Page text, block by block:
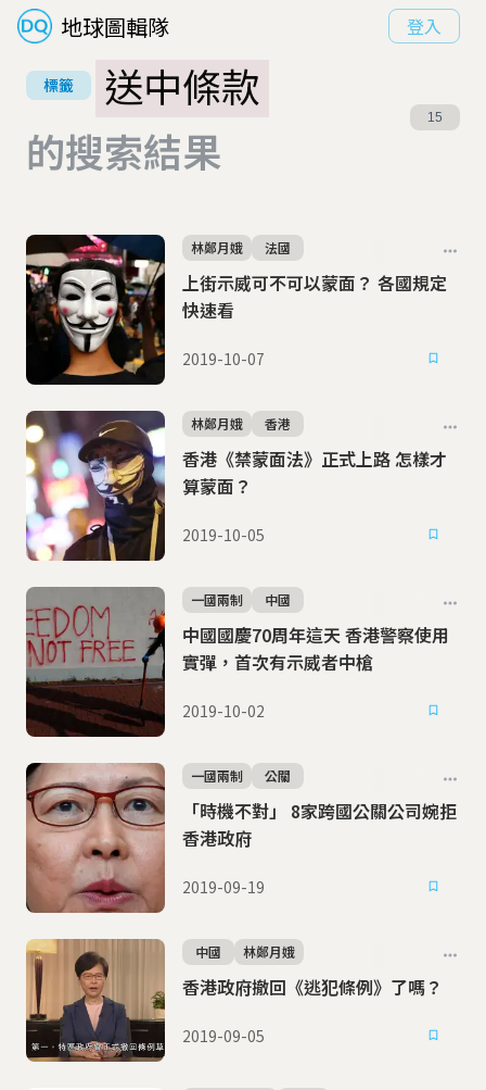
地球圖輯隊 登入
標籤
送中條款
的搜索結果
15
上街示威可不可以蒙面？ 各國規定
快速看
林鄭月娥 法國
2019-10-07
香港《禁蒙面法》正式上路 怎樣才
算蒙面？
林鄭月娥 香港
2019-10-05
中國國慶70周年這天 香港警察使用
實彈，首次有示威者中槍
一國兩制 中國
2019-10-02
「時機不對」 8家跨國公關公司婉拒
香港政府
一國兩制 公關
2019-09-19
香港政府撤回《逃犯條例》了嗎？
中國 林鄭月娥
2019-09-05